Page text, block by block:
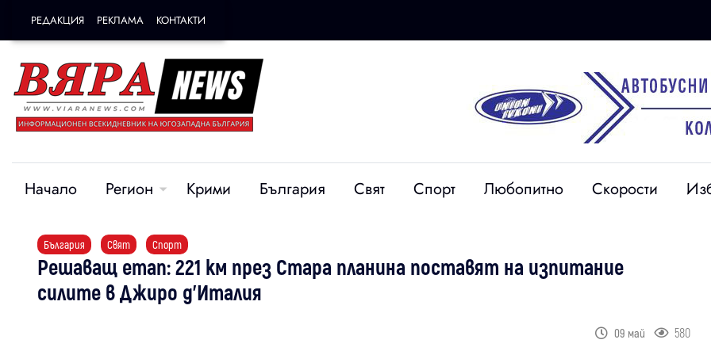
РЕДАКЦИЯ РЕКЛАМА КОНТАКТИ
Начало Регион Крими България Свят Спорт Любопитно Скорости
България Свят Спорт
Решаващ етап: 221 км през Стара планина поставят на изпитание
силите в Джиро д’Италия
09 май 580